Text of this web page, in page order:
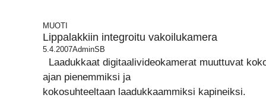
MUOTI
Lippalakkiin integroitu vakoilukamera
5.4.2007AdminSB
Laadukkaat digitaalivideokamerat muuttuvat
ajan pienemmiksi ja
kokosuhteeltaan laadukkaammiksi kapineiksi.